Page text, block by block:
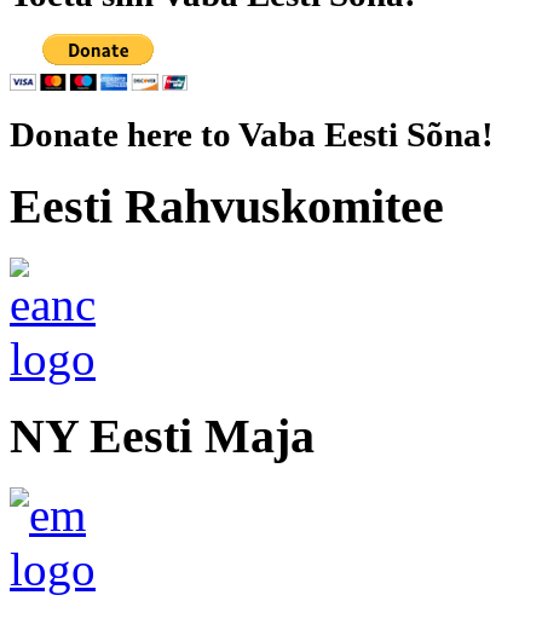
Donate here to Vaba Eesti Sõna!
Eesti Rahvuskomitee
NY Eesti Maja